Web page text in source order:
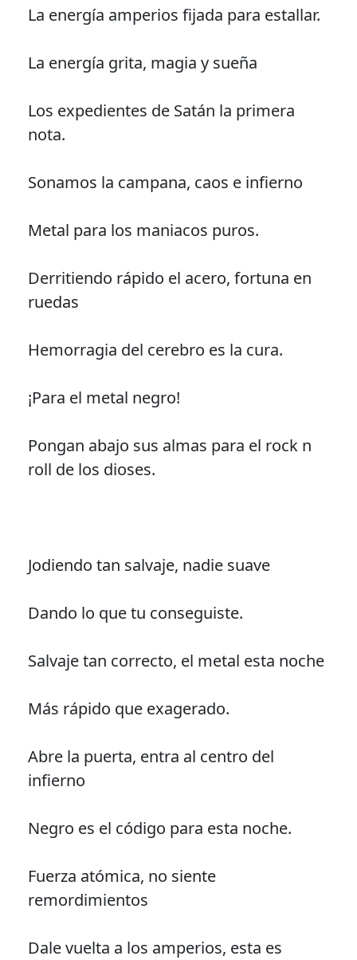
La energía amperios fijada para estallar.
La energía grita, magia y sueña
Los expedientes de Satán la primera
nota.
Sonamos la campana, caos e infierno
Metal para los maniacos puros.
Derritiendo rápido el acero, fortuna en
ruedas
Hemorragia del cerebro es la cura.
¡Para el metal negro!
Pongan abajo sus almas para el rock n
roll de los dioses.
Jodiendo tan salvaje, nadie suave
Dando lo que tu conseguiste.
Salvaje tan correcto, el metal esta noche
Más rápido que exagerado.
Abre la puerta, entra al centro del
infierno
Negro es el código para esta noche.
Fuerza atómica, no siente
remordimientos
Dale vuelta a los amperios, esta es